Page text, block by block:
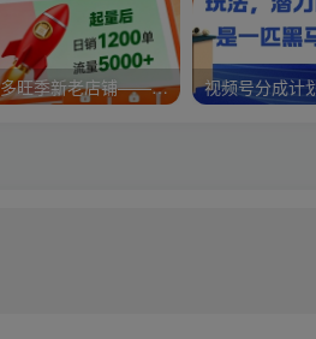
2025拼多多旺季新老店铺——快速低成本起量破千单